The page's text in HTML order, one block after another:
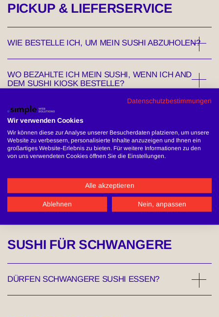
PICKUP & LIEFERSERVICE
WIE BESTELLE ICH, UM MEIN SUSHI ABZUHOLEN?
WO BEZAHLTE ICH MEIN SUSHI, WENN ICH AND
DEM SUSHI KIOSK BESTELLE?
LIEFERT IHR AUCH?
CATERING
MACHT IHR AUCH CATERING?
SUSHI FÜR SCHWANGERE
DÜRFEN SCHWANGERE SUSHI ESSEN?
Datenschutzbestimmungen
Wir verwenden Cookies
Wir können diese zur Analyse unserer Besucherdaten platzieren, um unsere
Website zu verbessern, personalisierte Inhalte anzuzeigen und Ihnen ein
großartiges Website-Erlebnis zu bieten. Für weitere Informationen zu den
von uns verwendeten Cookies öffnen Sie die Einstellungen.
Alle akzeptieren
Ablehnen Nein, anpassen